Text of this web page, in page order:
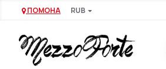
ПОМОНА RUB